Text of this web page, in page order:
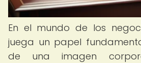
En el mundo de los
juega un papel
de una imagen